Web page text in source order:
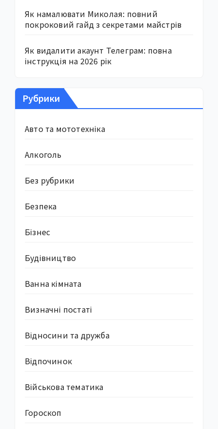
Як намалювати Миколая: повний
покроковий гайд з секретами майстрів
Як видалити акаунт Телеграм: повна
інструкція на 2026 рік
Рубрики
Авто та мототехніка
Алкоголь
Без рубрики
Безпека
Бізнес
Будівництво
Ванна кімната
Визначні постаті
Відносини та дружба
Відпочинок
Військова тематика
Гороскоп